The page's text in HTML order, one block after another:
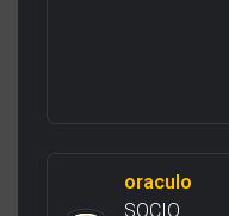
oraculo
SOCIO